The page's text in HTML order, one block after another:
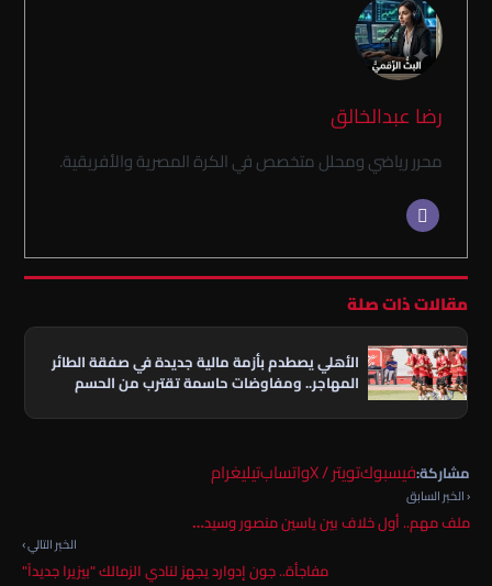
رضا عبدالخالق
محرر رياضي ومحلل متخصص في الكرة المصرية والأفريقية.
مقالات ذات صلة
الأهلي يصطدم بأزمة مالية جديدة في صفقة الطائر
المهاجر.. ومفاوضات حاسمة تقترب من الحسم
مشاركة:فيسبوكتويتر / X واتسابتيليغرام
‹ الخبر السابق
ملف مهم.. أول خلاف بين ياسين منصور وسيد…
الخبر التالي ›
مفاجأة.. جون إدوارد يجهز لنادي الزمالك "بيزيرا جديداً"